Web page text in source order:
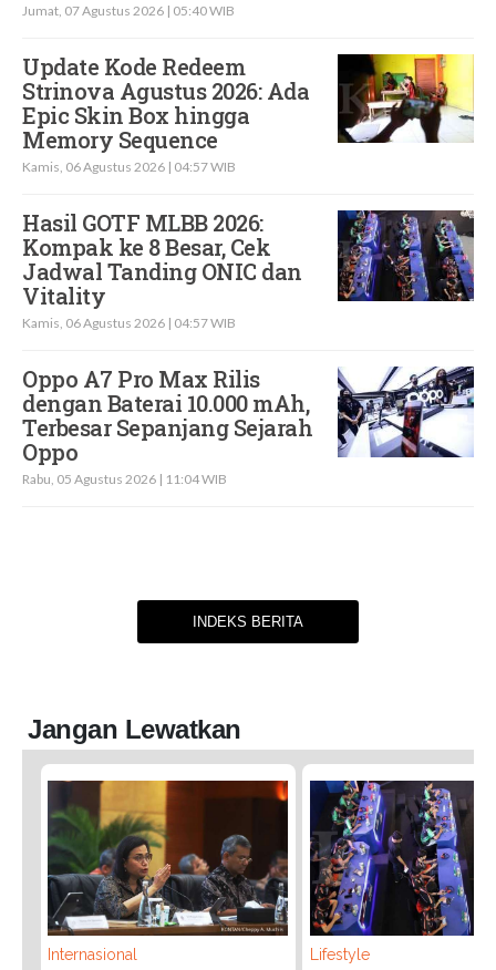
Jumat, 07 Agustus 2026 | 05:40 WIB
Update Kode Redeem
Strinova Agustus 2026: Ada
Epic Skin Box hingga
Memory Sequence
Kamis, 06 Agustus 2026 | 04:57 WIB
Hasil GOTF MLBB 2026:
Kompak ke 8 Besar, Cek
Jadwal Tanding ONIC dan
Vitality
Kamis, 06 Agustus 2026 | 04:57 WIB
Oppo A7 Pro Max Rilis
dengan Baterai 10.000 mAh,
Terbesar Sepanjang Sejarah
Oppo
Rabu, 05 Agustus 2026 | 11:04 WIB
INDEKS BERITA
Jangan Lewatkan
Internasional Lifestyle